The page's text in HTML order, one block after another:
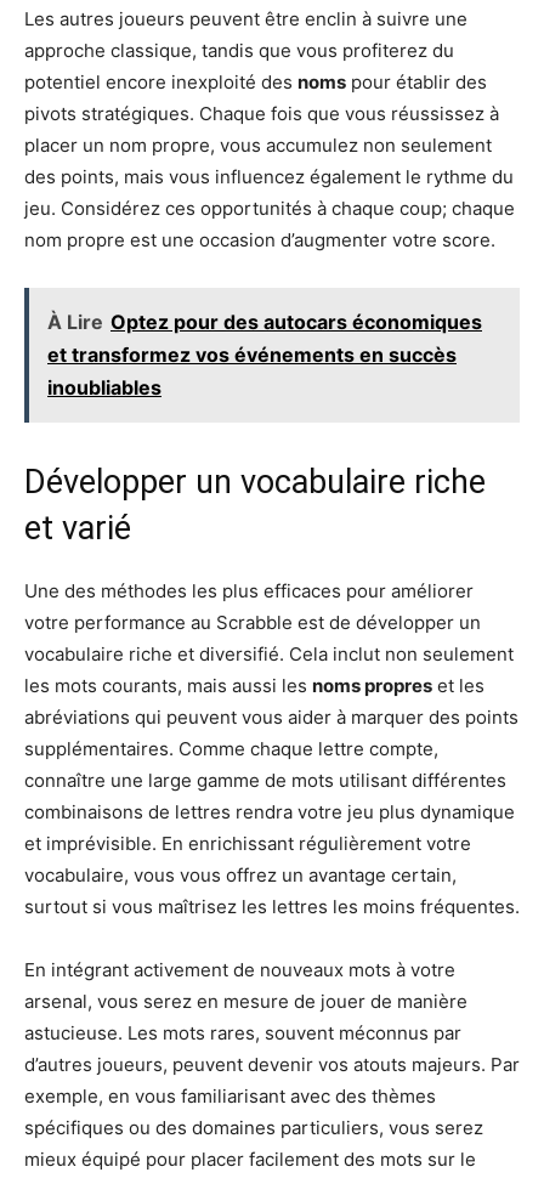
Les autres joueurs peuvent être enclin à suivre une
approche classique, tandis que vous profiterez du
potentiel encore inexploité des noms pour établir des
pivots stratégiques. Chaque fois que vous réussissez à
placer un nom propre, vous accumulez non seulement
des points, mais vous influencez également le rythme du
jeu. Considérez ces opportunités à chaque coup; chaque
nom propre est une occasion d’augmenter votre score.
À Lire Optez pour des autocars économiques
et transformez vos événements en succès
inoubliables
Développer un vocabulaire riche
et varié
Une des méthodes les plus efficaces pour améliorer
votre performance au Scrabble est de développer un
vocabulaire riche et diversifié. Cela inclut non seulement
les mots courants, mais aussi les noms propres et les
abréviations qui peuvent vous aider à marquer des points
supplémentaires. Comme chaque lettre compte,
connaître une large gamme de mots utilisant différentes
combinaisons de lettres rendra votre jeu plus dynamique
et imprévisible. En enrichissant régulièrement votre
vocabulaire, vous vous offrez un avantage certain,
surtout si vous maîtrisez les lettres les moins fréquentes.
En intégrant activement de nouveaux mots à votre
arsenal, vous serez en mesure de jouer de manière
astucieuse. Les mots rares, souvent méconnus par
d’autres joueurs, peuvent devenir vos atouts majeurs. Par
exemple, en vous familiarisant avec des thèmes
spécifiques ou des domaines particuliers, vous serez
mieux équipé pour placer facilement des mots sur le